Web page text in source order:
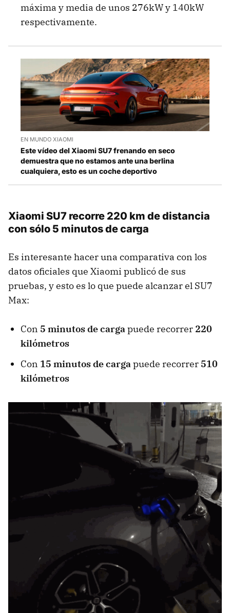
máxima y media de unos 276kW y 140kW
respectivamente.
EN MUNDO XIAOMI
Este vídeo del Xiaomi SU7 frenando en seco
demuestra que no estamos ante una berlina
cualquiera, esto es un coche deportivo
Xiaomi SU7 recorre 220 km de distancia
con sólo 5 minutos de carga
Es interesante hacer una comparativa con los
datos oficiales que Xiaomi publicó de sus
pruebas, y esto es lo que puede alcanzar el SU7
Max:
Con 5 minutos de cargapuede recorrer 220
kilómetros
Con 15 minutos de cargapuede recorrer 510
kilómetros